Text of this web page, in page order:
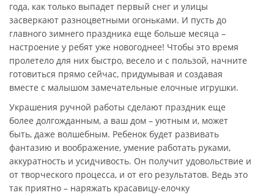
года, как только выпадет первый снег и улицы
засверкают разноцветными огоньками. И пусть до
главного зимнего праздника еще больше месяца –
настроение у ребят уже новогоднее! Чтобы это время
пролетело для них быстро, весело и с пользой, начните
готовиться прямо сейчас, придумывая и создавая
вместе с малышом замечательные елочные игрушки.
Украшения ручной работы сделают праздник еще
более долгожданным, а ваш дом – уютным и, может
быть, даже волшебным. Ребенок будет развивать
фантазию и воображение, умение работать руками,
аккуратность и усидчивость. Он получит удовольствие и
от творческого процесса, и от его результатов. Ведь это
так приятно – наряжать красавицу-елочку